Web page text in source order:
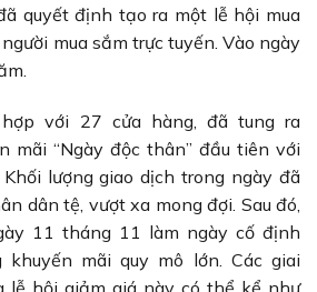
quyết định tạo ra một lễ hội mua
mua sắm trực tuyến. Vào ngày
hợp với 27 cửa hàng, đã tung ra
mãi “Ngày độc thân” đầu tiên với
lượng giao dịch trong ngày đã
dân tệ, vượt xa mong đợi. Sau đó,
11 tháng 11 làm ngày cố định
mãi quy mô lớn. Các giai